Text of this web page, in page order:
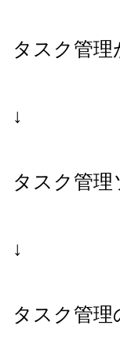
タスク管理
↓
タスク管
↓
タスク管